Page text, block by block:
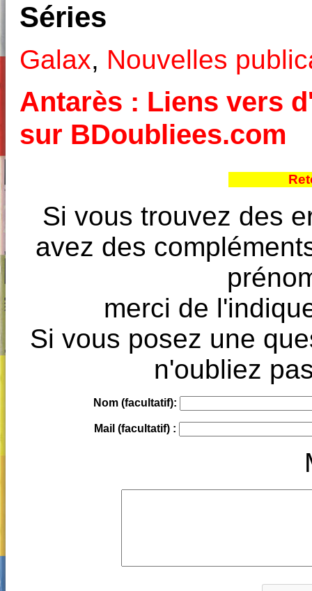
Séries
Galax, Nouvelles
Antarès : Liens vers
sur BDoubliees.com
Si vous trouvez des
avez des
merci de
Si vous posez une
n'oubliez
Nom (facultatif):
Mail (facultatif) :